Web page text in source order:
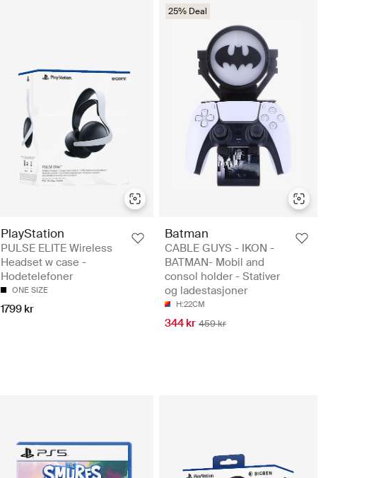
PlayStation
PULSE ELITE Wireless
Headset w case -
Hodetelefoner
ONE SIZE
1799 kr
25% Deal
Batman
CABLE GUYS - IKON -
BATMAN- Mobil and
consol holder - Stativer
og ladestasjoner
H:22CM
344 kr 459 kr